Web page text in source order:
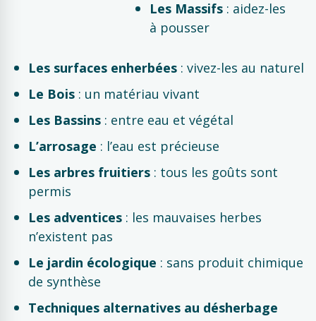
Les Massifs: aidez-les
à pousser
Les surfaces enherbées : vivez-les au naturel
Le Bois : un matériau vivant
Les Bassins : entre eau et végétal
L’arrosage : l’eau est précieuse
Les arbres fruitiers : tous les goûts sont
permis
Les adventices : les mauvaises herbes
n’existent pas
Le jardin écologique : sans produit chimique
de synthèse
Techniques alternatives au désherbage